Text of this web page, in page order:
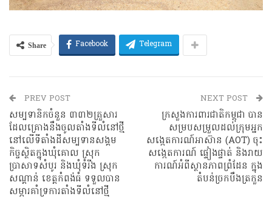
Share Facebook Telegram
PREV POST
សម្បទានិកចំនួន ៣៣២គ្រួសារ
ដែលគ្រោងនឹងចូលតាំងទីលំនៅថ្មី
នៅលើទីតាំងដីសម្បទានសង្គម
កិច្ចស្ថិតក្នុងឃុំគោល ស្រុក
ប្រាសាទសំបូរ និងឃុំទំរីង ស្រុក
សណ្ដាន់ ខេត្តកំពង់ធំ ទទួលបាន
សម្ភារគាំទ្រការតាំងទីលំនៅថ្មី
NEXT POST
ក្រសួងការពារជាតិកម្ពុជា បាន
សម្របសម្រួលដល់ក្រុមអ្នក
សង្កេតការណ៍អាស៊ាន (AOT) ចុះ
សង្កេតការណ៍ ផ្ទៀងផ្ទាត់ និងរាយ
ការណ៍អំពីស្ថានភាពព្រំដែន ក្នុង
តំបន់ច្រកបឹងត្រកួន